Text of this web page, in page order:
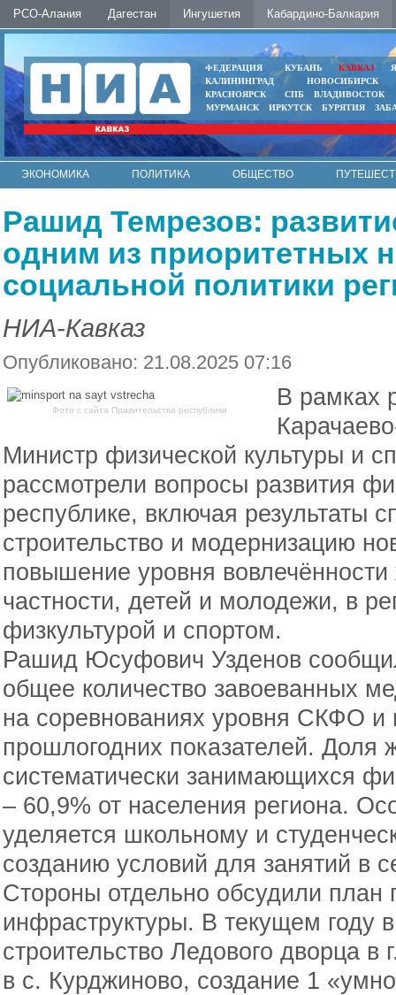
РСО-Алания Дагестан Ингушетия Кабардино-Балкария
ФЕДЕРАЦИЯ КУБАНЬ КАВКАЗ
КАЛИНИНГРАД
НОВОСИБИРСК
КРАСНОЯРСК
СПБ
ВЛАДИВОСТОК
МУРМАНСК
ИРКУТСК БУРЯТИЯ
ЭКОНОМИКА ПОЛИТИКА ОБЩЕСТВО
Рашид Темрезов:
одним из приоритетных
социальной политики
НИА-Кавказ
Опубликовано: 21.08.2025 07:16
Фото с сайта Правительства республики
В рамках
Министр физической культуры и
рассмотрели вопросы развития
республике, включая результаты
строительство и модернизацию
повышение уровня
частности, детей и молодежи, в
физкультурой и спортом.
Рашид Юсуфович Узденов
общее количество завоеванных
на соревнованиях уровня СКФО и
прошлогодних показателей. Доля
систематически занимающихся
– 60,9% от населения региона.
уделяется школьному и
созданию условий для занятий в
Стороны отдельно обсудили план
инфраструктуры. В текущем году
строительство Ледового дворца
в с. Курджиново, создание 1